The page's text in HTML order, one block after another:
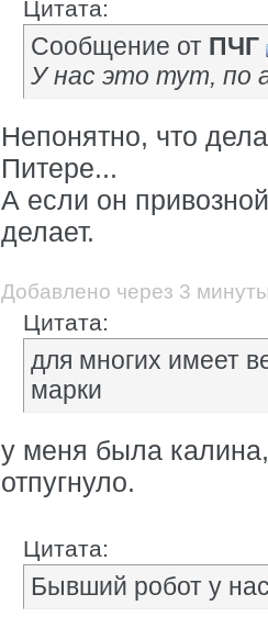
Цитата:
Сообщение от ПЧГ
У нас это тут, по
Непонятно, что
Питере...
А если он
делает.
Добавлено через 3
Цитата:
для многих имеет
марки
у меня была
отпугнуло.
Цитата:
Бывший робот у